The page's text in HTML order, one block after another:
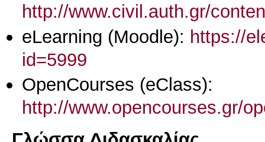
http://www.civil.auth.gr/
eLearning (Moodle): https://
id=5999
OpenCourses (eClass):
http://www.opencourses.gr/